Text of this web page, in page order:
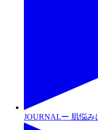
JOURNALー 肌悩み